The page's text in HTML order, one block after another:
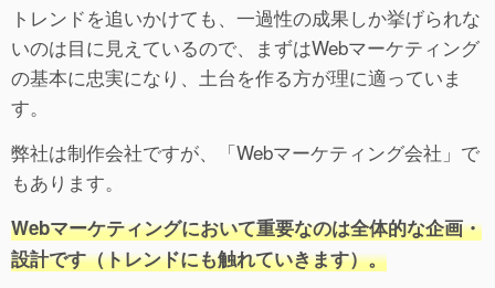
トレンドを追いかけても、一過性の成果しか挙げられな
いのは目に見えているので、まずはWebマーケティング
の基本に忠実になり、土台を作る方が理に適っていま
す。
弊社は制作会社ですが、「Webマーケティング会社」で
もあります。
Webマーケティングにおいて重要なのは全体的な企画・
設計です（トレンドにも触れていきます）。